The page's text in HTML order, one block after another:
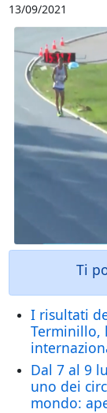
13/09/2021
Ti
I risultati
Terminillo,
Dal 7 al 9
uno dei
mondo: